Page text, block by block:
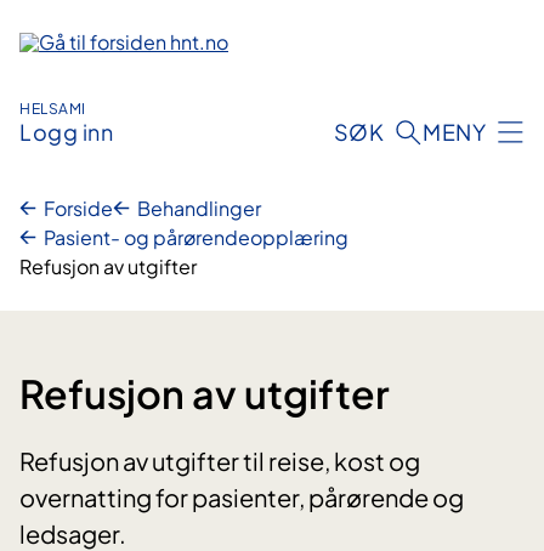
innhold
HELSAMI
Logg inn SØK MENY
Forside
Behandlinger
Pasient- og pårørendeopplæring
Refusjon av utgifter
Refusjon av utgifter
Refusjon av utgifter til reise, kost og
overnatting for pasienter, pårørende og
ledsager.